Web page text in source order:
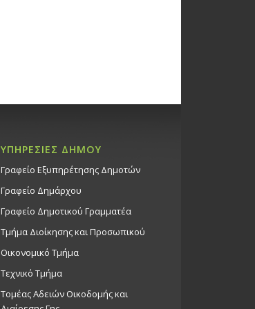
ΥΠΗΡΕΣΙΕΣ ΔΗΜΟΥ
Γραφείο Εξυπηρέτησης Δημοτών
Γραφείο Δημάρχου
Γραφείο Δημοτικού Γραμματέα
Τμήμα Διοίκησης και Προσωπικού
Οικονομικό Τμήμα
Τεχνικό Τμήμα
Τομέας Αδειών Οικοδομής και